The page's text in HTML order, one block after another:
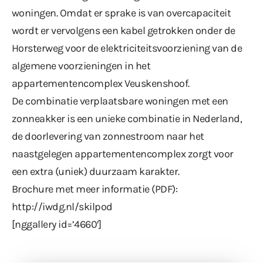
woningen. Omdat er sprake is van overcapaciteit
wordt er vervolgens een kabel getrokken onder de
Horsterweg voor de elektriciteitsvoorziening van de
algemene voorzieningen in het
appartementencomplex Veuskenshoof.
De combinatie verplaatsbare woningen met een
zonneakker is een unieke combinatie in Nederland,
de doorlevering van zonnestroom naar het
naastgelegen appartementencomplex zorgt voor
een extra (uniek) duurzaam karakter.
Brochure met meer informatie (PDF):
http://iwdg.nl/skilpod
[nggallery id=’4660′]